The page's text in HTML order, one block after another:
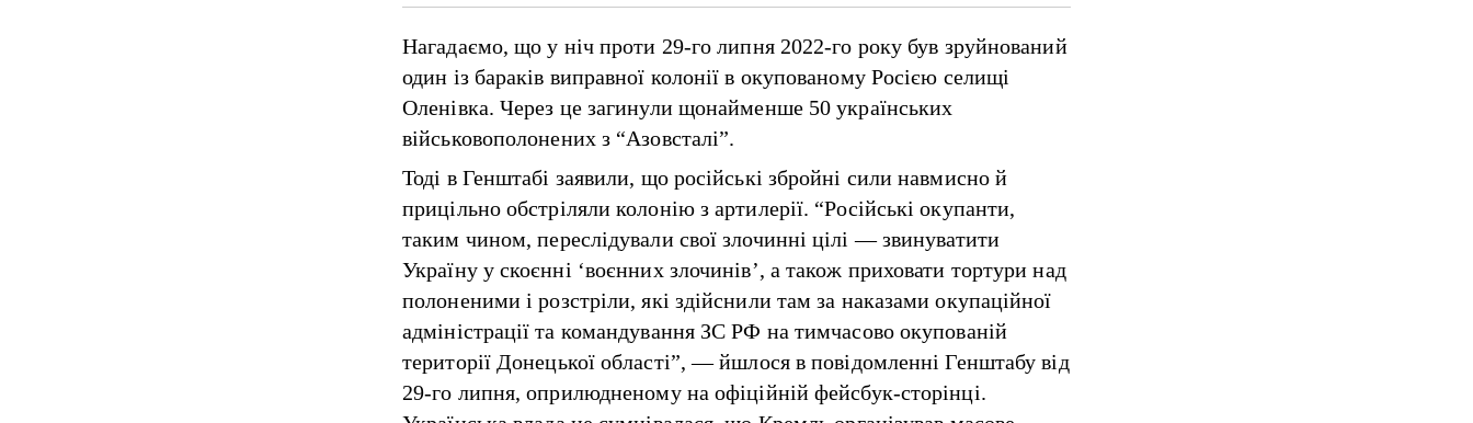
Нагадаємо, що у ніч проти 29-го липня 2022-го року був зруйнований
один із бараків виправної колонії в окупованому Росією селищі
Оленівка. Через це загинули щонайменше 50 українських
військовополонених з “Азовсталі”.
Тоді в Генштабі заявили, що російські збройні сили навмисно й
прицільно обстріляли колонію з артилерії. “Російські окупанти,
таким чином, переслідували свої злочинні цілі — звинуватити
Україну у скоєнні ‘воєнних злочинів’, а також приховати тортури над
полоненими і розстріли, які здійснили там за наказами окупаційної
адміністрації та командування ЗС РФ на тимчасово окупованій
території Донецької області”, — йшлося в повідомленні Генштабу від
29-го липня, оприлюдненому на офіційній фейсбук-сторінці.